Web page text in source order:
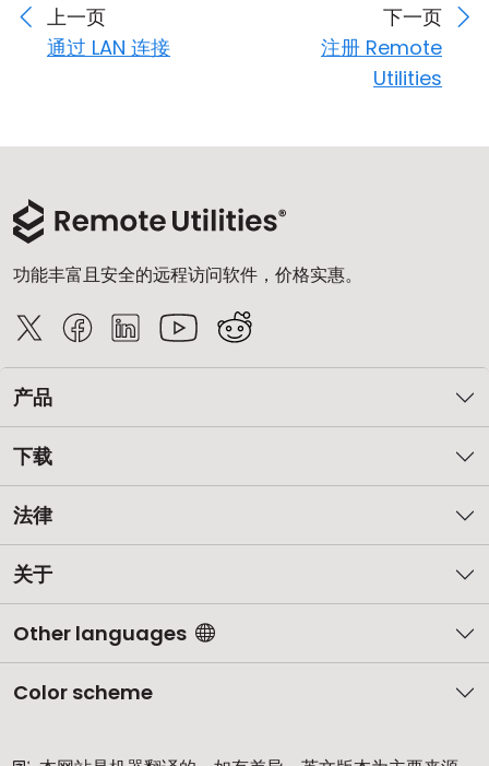
上一页
通过 LAN 连接
下一页
注册 Remote
Utilities
功能丰富且安全的远程访问软件，价格实惠。
产品
下载
法律
关于
Other languages
Color scheme